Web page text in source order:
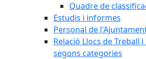
Quadre de
Estudis i informes
Personal de
Relació Llocs de Treball
segons categories